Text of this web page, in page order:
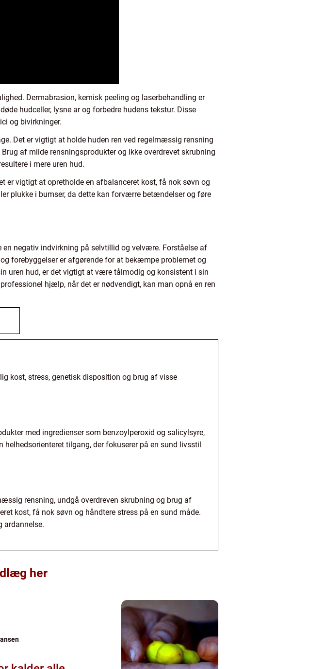
Dermabrasion, kemisk peeling og laserbehandling er
hudceller, lysne ar og forbedre hudens tekstur. Disse
og bivirkninger.
Det er vigtigt at holde huden ren ved regelmæssig rensning
af milde rensningsprodukter og ikke overdrevet skrubning
i mere uren hud.
er vigtigt at opretholde en afbalanceret kost, få nok søvn og
plukke i bumser, da dette kan forværre betændelser og føre
en negativ indvirkning på selvtillid og velvære. Forståelse af
forebyggelser er afgørende for at bekæmpe problemet og
uren hud, er det vigtigt at være tålmodig og konsistent i sin
hjælp, når det er nødvendigt, kan man opnå en ren
kost, stress, genetisk disposition og brug af visse
med ingredienser som benzoylperoxid og salicylsyre,
tilgang, der fokuserer på en sund livsstil
rensning, undgå overdreven skrubning og brug af
kost, få nok søvn og håndtere stress på en sund måde.
ardannelse.
her